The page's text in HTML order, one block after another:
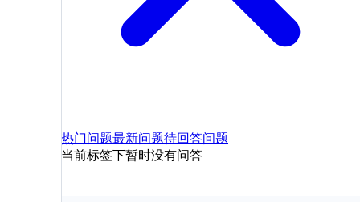
热门问题最新问题待回答问题
当前标签下暂时没有问答